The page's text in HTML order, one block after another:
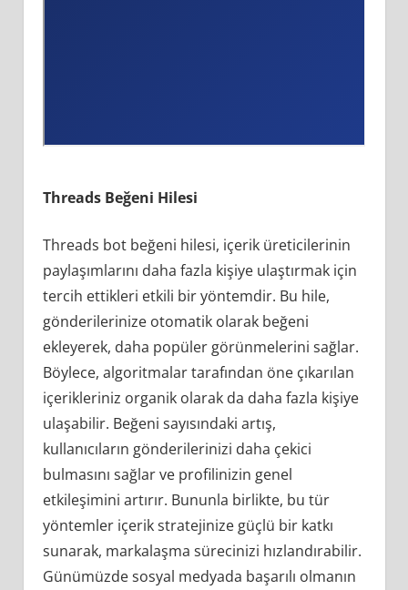
Threads Beğeni Hilesi
Threads bot beğeni hilesi, içerik üreticilerinin
paylaşımlarını daha fazla kişiye ulaştırmak için
tercih ettikleri etkili bir yöntemdir. Bu hile,
gönderilerinize otomatik olarak beğeni
ekleyerek, daha popüler görünmelerini sağlar.
Böylece, algoritmalar tarafından öne çıkarılan
içerikleriniz organik olarak da daha fazla kişiye
ulaşabilir. Beğeni sayısındaki artış,
kullanıcıların gönderilerinizi daha çekici
bulmasını sağlar ve profilinizin genel
etkileşimini artırır. Bununla birlikte, bu tür
yöntemler içerik stratejinize güçlü bir katkı
sunarak, markalaşma sürecinizi hızlandırabilir.
Günümüzde sosyal medyada başarılı olmanın